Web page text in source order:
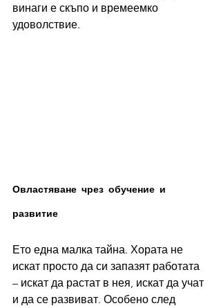
винаги е скъпо и времеемко
удоволствие.
Овластяване чрез обучение и
развитие
Ето една малка тайна. Хората не
искат просто да си запазят работата
– искат да растат в нея, искат да учат
и да се развиват. Особено след